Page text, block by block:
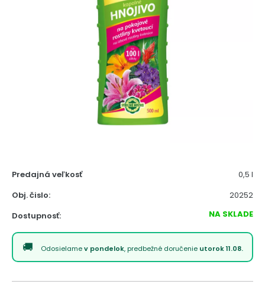
Predajná veľkosť
0,5 l
Obj. čislo:
20252
Dostupnosť:
NA SKLADE
Odosielamev pondelok, predbežné doručenie utorok 11.08.